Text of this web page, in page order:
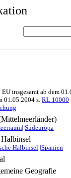
insgesamt ab dem
01.05.2004 s. RL 10000
Halbinsel||Spanien
Geografie